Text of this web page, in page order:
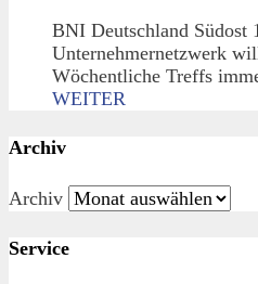
BNI Deutschland Südost
Unternehmernetzwerk
Wöchentliche Treffs
WEITER
Archiv
Archiv
Service